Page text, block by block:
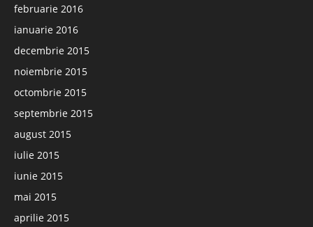
februarie 2016
ianuarie 2016
decembrie 2015
noiembrie 2015
octombrie 2015
septembrie 2015
august 2015
iulie 2015
iunie 2015
mai 2015
aprilie 2015